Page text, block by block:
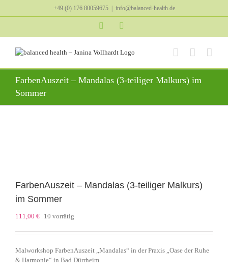
+49 (0) 176 80059675 info@balanced-health.de
Instagram
FarbenAuszeit – Mandalas (3-teiliger Malkurs) im
Sommer
FarbenAuszeit – Mandalas (3-teiliger Malkurs)
im Sommer
111,00 € 10 vorrätig
Malworkshop FarbenAuszeit „Mandalas“ in der Praxis „Oase der Ruhe
& Harmonie“ in Bad Dürrheim